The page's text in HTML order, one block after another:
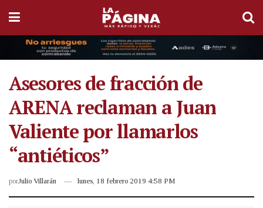
Asesores de fracción de
ARENA reclaman a Juan
Valiente por llamarlos
“antiéticos”
porJulio Villarán lunes, 18 febrero 2019 4:58 PM